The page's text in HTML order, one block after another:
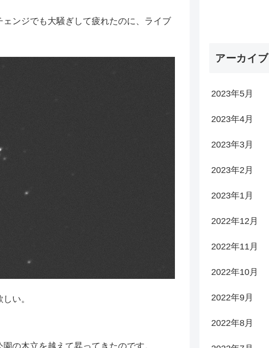
ンジでも大騒ぎして疲れたのに、ライブ
い。
アーカイブ
2023年5月
2023年4月
2023年3月
2023年2月
2023年1月
2022年12月
2022年11月
2022年10月
2022年9月
2022年8月